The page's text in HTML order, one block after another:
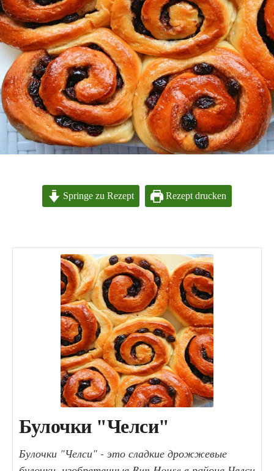
Springe zu Rezept Rezept drucken
Булочки "Челси"
Булочки "Челси" - это сладкие дрожжевые